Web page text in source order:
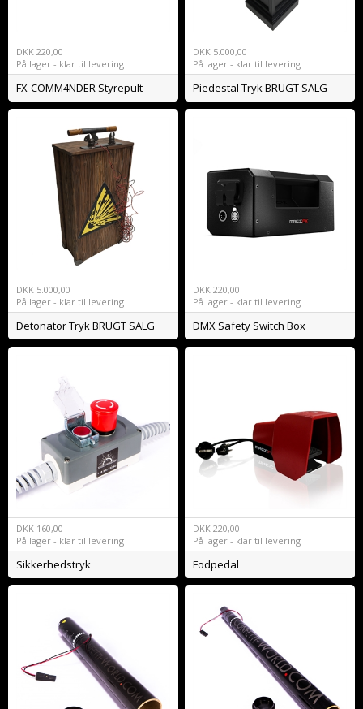
DKK 220,00
På lager - klar til levering
FX-COMM4NDER Styrepult
DKK 5.000,00
På lager - klar til levering
Piedestal Tryk BRUGT SALG
DKK 5.000,00
På lager - klar til levering
Detonator Tryk BRUGT SALG
DKK 220,00
På lager - klar til levering
DMX Safety Switch Box
DKK 160,00
På lager - klar til levering
Sikkerhedstryk
DKK 220,00
På lager - klar til levering
Fodpedal